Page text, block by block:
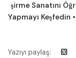
şirme Sanatını
Yapmayı Keşfedin
Yazıyı paylaş: